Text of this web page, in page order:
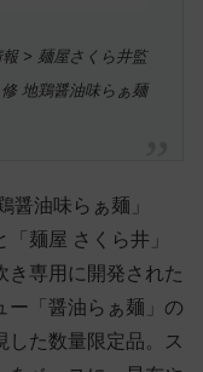
> 麺屋さくら井監
修 地鶏醤油味らぁ麺
醤油味らぁ麺」
麺屋 さくら井」
き専用に開発された
ー「醤油らぁ麺」の
した数量限定品。ス